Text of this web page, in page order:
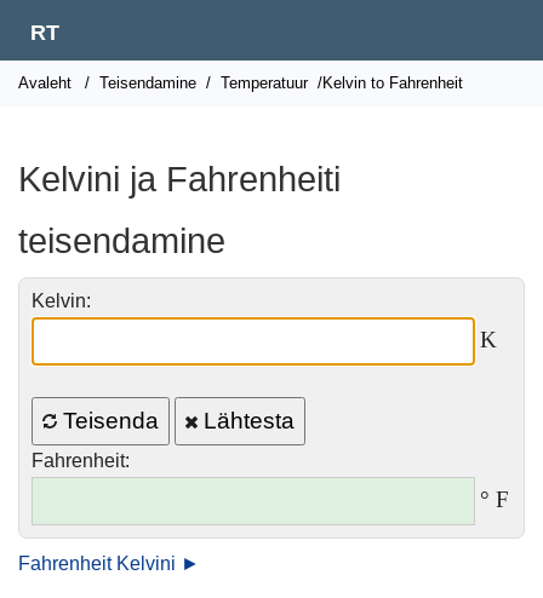
RT
Avaleht / Teisendamine / Temperatuur /Kelvin to Fahrenheit
Kelvini ja Fahrenheiti
teisendamine
Kelvin:
K
Teisenda Lähtesta
Fahrenheit:
° F
Fahrenheit Kelvini ►